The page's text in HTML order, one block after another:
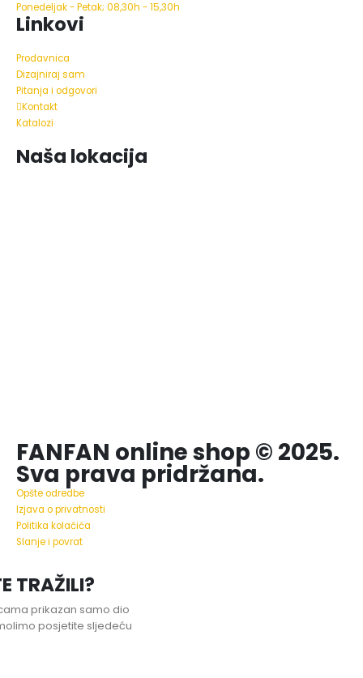
Ponedeljak - Petak; 08,30h - 15,30h
Linkovi
Prodavnica
Dizajniraj sam
Pitanja i odgovori
Kontakt
Katalozi
Naša lokacija
FANFAN online shop © 2025.
Sva prava pridržana.
Opšte odredbe
Izjava o privatnosti
Politika kolačića
Slanje i povrat
TRAŽILI?
prikazan samo dio
posjetite sljedeću